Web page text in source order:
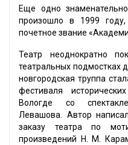
Еще одно
произошло в 1999
почетное звание
Театр неоднократно
театральных подмостках
новгородская труппа
фестиваля
Вологде со
Левашова. Автор
заказу театра по
произведений Н. М.